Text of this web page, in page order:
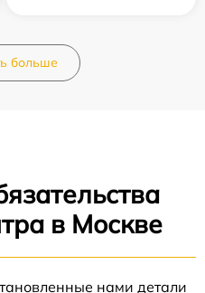
больше
в Москве
нами детали